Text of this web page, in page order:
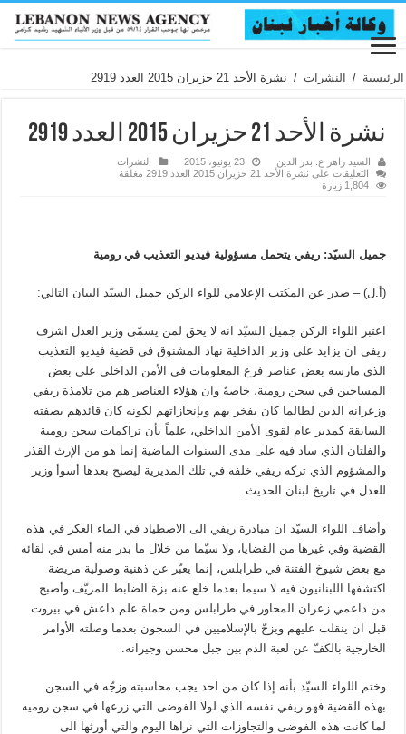
الرئيسية / النشرات / نشرة الأحد 21 حزيران 2015 العدد 2919
نشرة الأحد 21 حزيران 2015 العدد 2919
السيد زاهر ع. بدر الدين 23 يونيو، 2015
النشرات
التعليقات على نشرة الأحد 21 حزيران 2015 العدد 2919 مغلقة
1,804 زيارة
جميل السيّد: ريفي يتحمل مسؤولية فيديو التعذيب في رومية
(أ.ل) – صدر عن المكتب الإعلامي للواء الركن جميل السيّد البيان التالي:
اعتبر اللواء الركن جميل السيّد انه لا يحق لمن يسمّى وزير العدل اشرف
ريفي ان يزايد على وزير الداخلية نهاد المشنوق في قضية فيديو التعذيب
الذي مارسه بعض عناصر فرع المعلومات في الأمن الداخلي على بعض
المساجين في سجن رومية، خاصةً وان هؤلاء العناصر هم من تلامذة ريفي
وزعرانه الذين لطالما كان يفخر بهم وبإنجازاتهم لكونه كان قائدهم بصفته
السابقة كمدير عام لقوى الأمن الداخلي، علماً بأن تراكمات سجن رومية
والفلتان الذي ساد فيه على مدى السنوات الماضية إنما هو من الإرث القذر
والمشؤوم الذي تركه ريفي خلفه في تلك المديرية ليصبح بعدها أسوأ وزير
للعدل في تاريخ لبنان الحديث.
وأضاف اللواء السيّد ان مبادرة ريفي الى الاصطياد في الماء العكر في هذه
القضية وفي غيرها من القضايا، ولا سيّما من خلال ما بدر منه أمس في لقائه
مع بعض شيوخ الفتنة في طرابلس، إنما يعبّر عن ذهنية وصولية مريضة
اكتشفها اللبنانيون فيه لا سيما بعدما خلع عنه بزة الضابط المزيَّف وأصبح
من داعمي زعران المحاور في طرابلس ومن حماة علم داعش في بيروت
قبل ان ينقلب عليهم ويزجّ بالإسلاميين في السجون بعدما وصلته الأوامر
الخارجية بالكفّ عن لعبة الدم بين جبل محسن وجيرانه.
وختم اللواء السيّد بأنه إذا كان من احد يجب محاسبته وزجّه في السجن
بهذه القضية فهو ريفي نفسه الذي لولا الفوضى التي زرعها في سجن روميه
لما كانت هذه الفوضى والتجاوزات التي نراها اليوم والتي أورثها الى